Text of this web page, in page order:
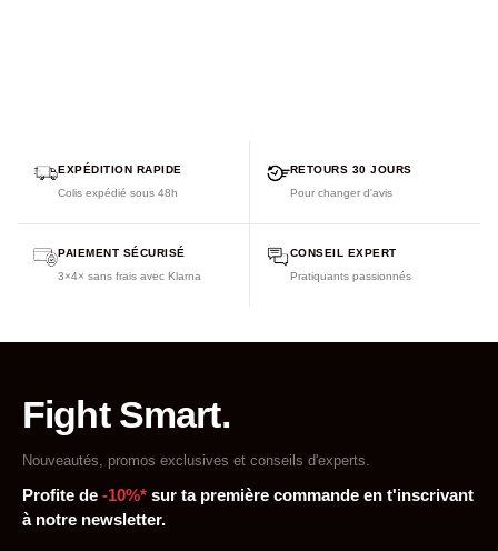
EXPÉDITION RAPIDE
Colis expédié sous 48h
RETOURS 30 JOURS
Pour changer d'avis
PAIEMENT SÉCURISÉ
3×4× sans frais avec Klarna
CONSEIL EXPERT
Pratiquants passionnés
Fight Smart.
Nouveautés, promos exclusives et conseils d'experts.
Profite de -10%* sur ta première commande en t'inscrivant
à notre newsletter.